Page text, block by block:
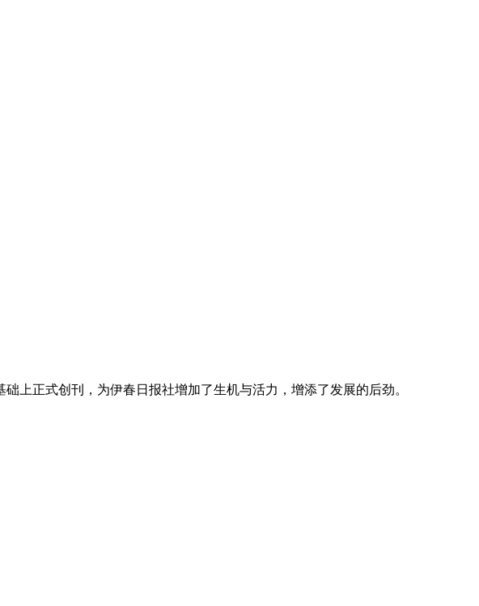
上正式创刊，为伊春日报社增加了生机与活力，增添了发展的后劲。